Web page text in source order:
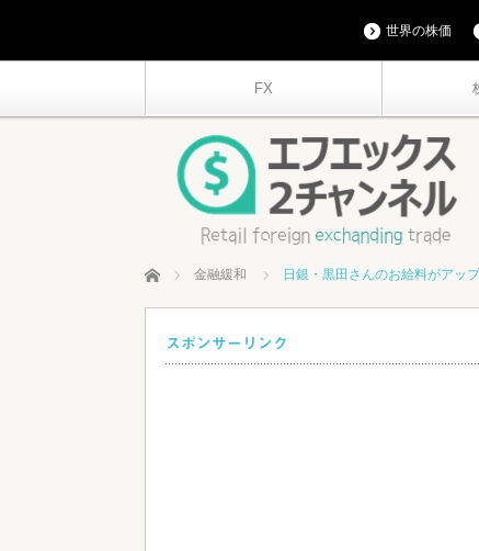
FX
世界の株価
ホーム 金融緩和 日銀・黒田さんのお給料がアッ
スポンサーリンク